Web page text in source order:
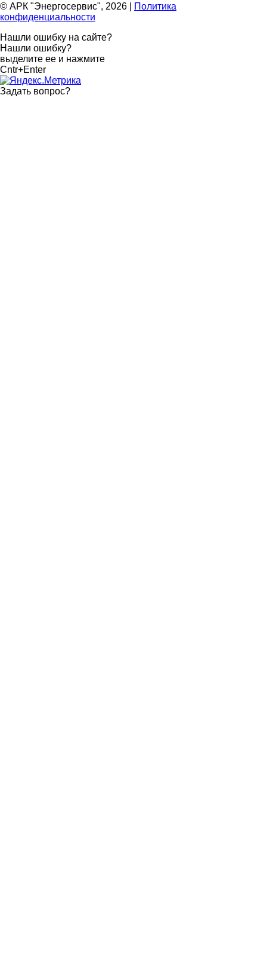
© АРК "Энергосервис", 2026
Политика
конфиденциальности
Нашли ошибку на сайте?
Нашли ошибку?
выделите ее и нажмите
Cntr+Enter
Задать вопрос?